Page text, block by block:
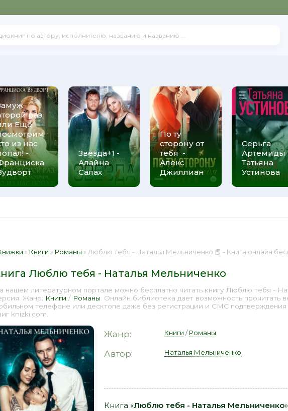
раз,
Ещё
из нас
-
Звезда+1 -
Алайна
Салах
По ту
сторону от
тебя -
Алекс
Джиллиан
Серьга
Артемиды
Татьяна
Устинова
» Книги » Романы » Люблю тебя - Наталья Мельниченко 📕 - Книга онлайн
Люблю тебя - Наталья Мельниченко
нашем литературном портале можно бесплатно читать книгу Люблю тебя -
Жанр: Книги / Романы . Онлайн библиотека дает возможность прочитать
телефоне или десктопе даже без регистрации и СМС
knizki.com.
Жанр: Книги /Романы
Автор: Наталья Мельниченко
Книга «Люблю тебя - Наталья Мельниченко